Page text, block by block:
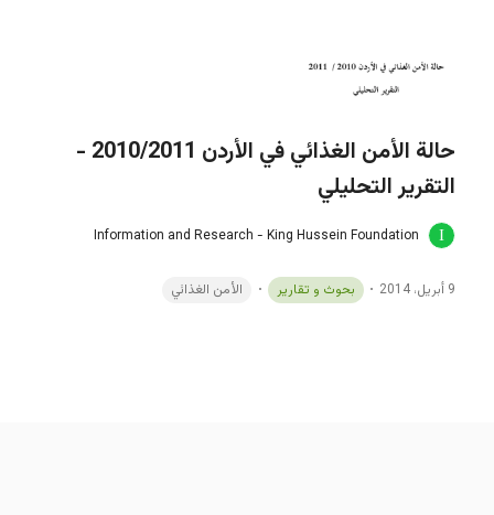
حالة الأمن الغذائي في الأردن 2010/2011 -
التقرير التحليلي
Information and Research - King Hussein Foundation
9 أبريل، 2014 بحوث و تقارير الأمن الغذائي